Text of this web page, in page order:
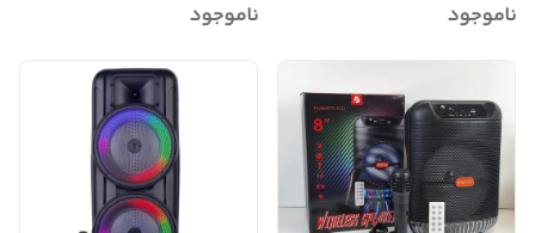
میکروفون بیسیم
ناموجود ناموجود